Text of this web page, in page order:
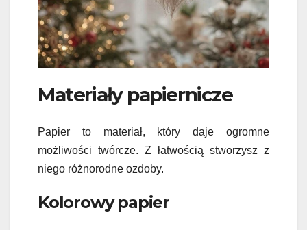
Materiały papiernicze
Papier to materiał, który daje ogromne
możliwości twórcze. Z łatwością stworzysz z
niego różnorodne ozdoby.
Kolorowy papier